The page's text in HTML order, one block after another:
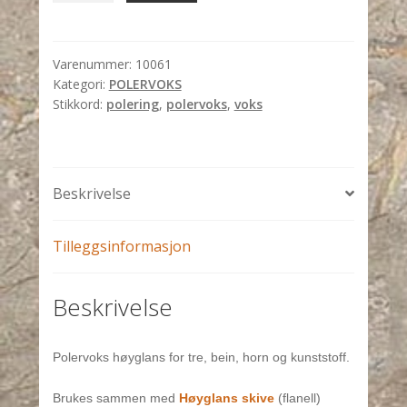
tre
antall
Varenummer: 10061
Kategori: POLERVOKS
Stikkord: polering, polervoks, voks
Beskrivelse
Tilleggsinformasjon
Beskrivelse
Polervoks høyglans for tre, bein, horn og kunststoff.
Brukes sammen med Høyglans skive(flanell)